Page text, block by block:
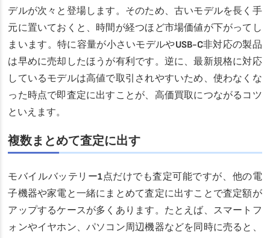
デルが次々と登場します。そのため、古いモデルを長く手
元に置いておくと、時間が経つほど市場価値が下がってし
まいます。特に容量が小さいモデルやUSB-C非対応の製品
は早めに売却したほうが有利です。逆に、最新規格に対応
しているモデルは高値で取引されやすいため、使わなくな
った時点で即査定に出すことが、高価買取につながるコツ
といえます。
複数まとめて査定に出す
モバイルバッテリー1点だけでも査定可能ですが、他の電
子機器や家電と一緒にまとめて査定に出すことで査定額が
アップするケースが多くあります。たとえば、スマートフ
ォンやイヤホン、パソコン周辺機器などを同時に売ると、